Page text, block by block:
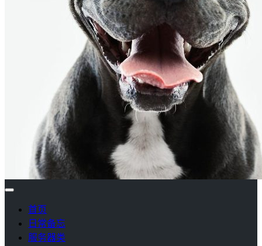
首页
日常备忘
服务器类